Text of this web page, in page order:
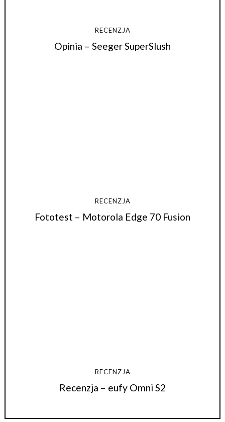
RECENZJA
Opinia – Seeger SuperSlush
RECENZJA
Fototest – Motorola Edge 70 Fusion
RECENZJA
Recenzja – eufy Omni S2